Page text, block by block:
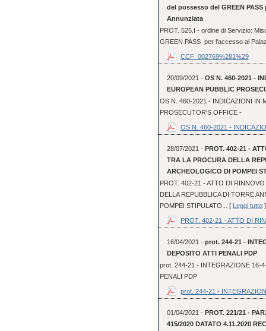
del possesso del GREEN
Annunziata
PROT. 525.I - ordine di Servizio:
GREEN PASS per l'accesso al
CCF_002769%281%29
20/09/2021 - OS N. 460-2021 -
EUROPEAN PUBBLIC
OS N. 460-2021 - INDICAZIONI IN
PROSECUTOR'S OFFICE -
OS N. 460-2021 -
28/07/2021 - PROT. 402-21 -
TRA LA PROCURA DELLA
ARCHEOLOGICO DI POMPEI
PROT. 402-21 - ATTO DI
DELLA REPUBBLICA DI TORRE
POMPEI STIPULATO... [ Leggi tutto]
PROT. 402-21 - ATTO DI
16/04/2021 - prot. 244-21 -
DEPOSITO ATTI PENALI PDP
prot. 244-21 - INTEGRAZIONE 16-
PENALI PDP
prot. 244-21 -
01/04/2021 - PROT. 221/21 -
415/2020 DATATO 4.11.2020